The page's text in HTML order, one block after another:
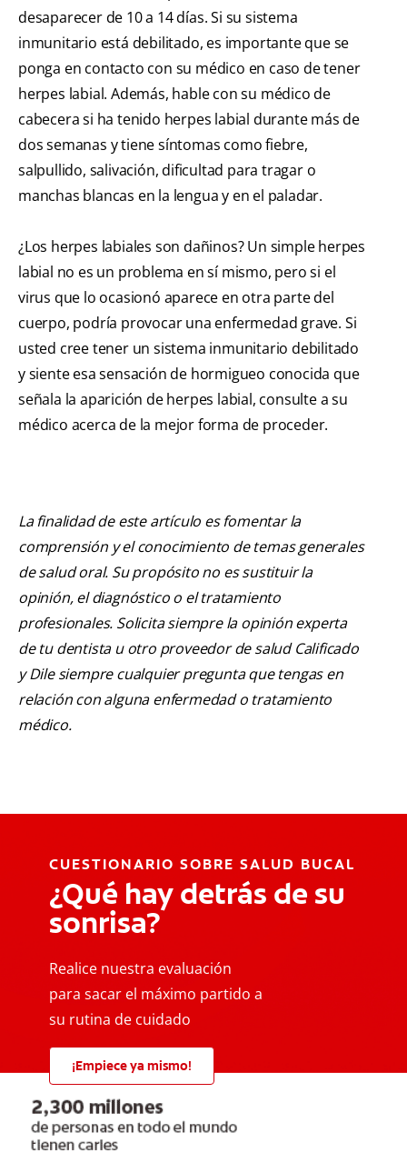
desaparecer de 10 a 14 días. Si su sistema
inmunitario está debilitado, es importante que se
ponga en contacto con su médico en caso de tener
herpes labial. Además, hable con su médico de
cabecera si ha tenido herpes labial durante más de
dos semanas y tiene síntomas como fiebre,
salpullido, salivación, dificultad para tragar o
manchas blancas en la lengua y en el paladar.
¿Los herpes labiales son dañinos? Un simple herpes
labial no es un problema en sí mismo, pero si el
virus que lo ocasionó aparece en otra parte del
cuerpo, podría provocar una enfermedad grave. Si
usted cree tener un sistema inmunitario debilitado
y siente esa sensación de hormigueo conocida que
señala la aparición de herpes labial, consulte a su
médico acerca de la mejor forma de proceder.
La finalidad de este artículo es fomentar la
comprensión y el conocimiento de temas generales
de salud oral. Su propósito no es sustituir la
opinión, el diagnóstico o el tratamiento
profesionales. Solicita siempre la opinión experta
de tu dentista u otro proveedor de salud Calificado
y Dile siempre cualquier pregunta que tengas en
relación con alguna enfermedad o tratamiento
médico.
CUESTIONARIO SOBRE SALUD BUCAL
¿Qué hay detrás de su
sonrisa?
Realice nuestra evaluación
para sacar el máximo partido a
su rutina de cuidado
¡Empiece ya mismo!